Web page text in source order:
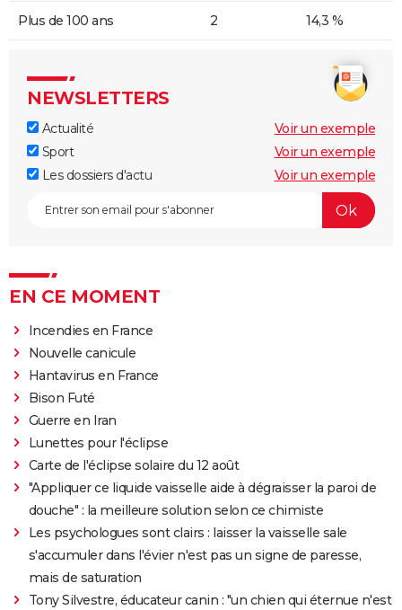
Plus de 100 ans 2 14,3 %
NEWSLETTERS
Actualité
Voir un exemple
Sport
Voir un exemple
Les dossiers d'actu
Voir un exemple
EN CE MOMENT
Incendies en France
Nouvelle canicule
Hantavirus en France
Bison Futé
Guerre en Iran
Lunettes pour l'éclipse
Carte de l'éclipse solaire du 12 août
"Appliquer ce liquide vaisselle aide à dégraisser la paroi de
douche" : la meilleure solution selon ce chimiste
Les psychologues sont clairs : laisser la vaisselle sale
s'accumuler dans l'évier n'est pas un signe de paresse,
mais de saturation
Tony Silvestre, éducateur canin : "un chien qui éternue n'est